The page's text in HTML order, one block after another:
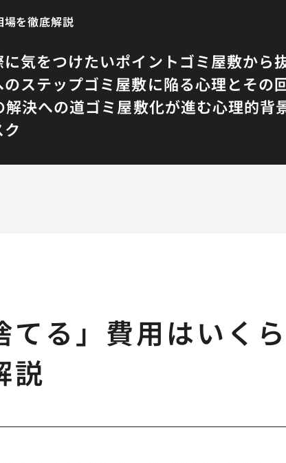
場を徹底解説
気をつけたいポイントゴミ屋敷から
ステップゴミ屋敷に陥る心理とその
決への道ゴミ屋敷化が進む心理的背
てる」費用はいく
説